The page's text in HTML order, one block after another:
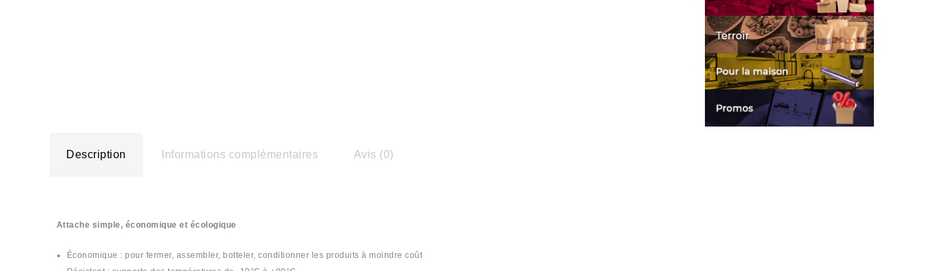
Description Informations complémentaires Avis (0)
Attache simple, économique et écologique
Économique : pour fermer, assembler, botteler, conditionner les produits à moindre coût